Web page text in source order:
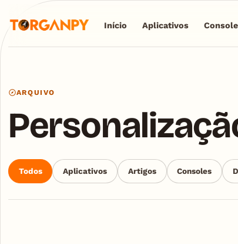
Início Aplicativos
ARQUIVO
Todos Aplicativos Artigos Consoles